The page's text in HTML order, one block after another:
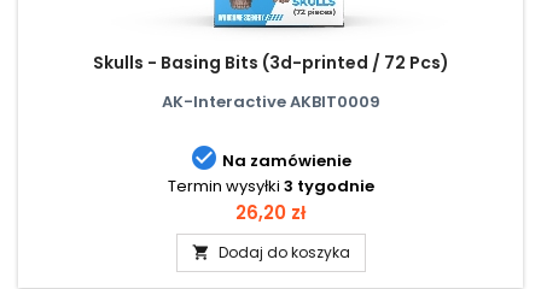
Skulls - Basing Bits (3d-printed / 72 Pcs)
AK-Interactive AKBIT0009
 Na zamówienie
Termin wysyłki 3 tygodnie
Cena
26,20 zł
 Dodaj do koszyka